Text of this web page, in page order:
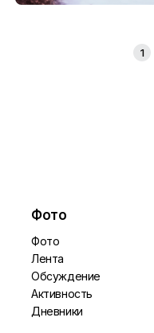
1
Фото
Фото
Лента
Обсуждение
Активность
Дневники